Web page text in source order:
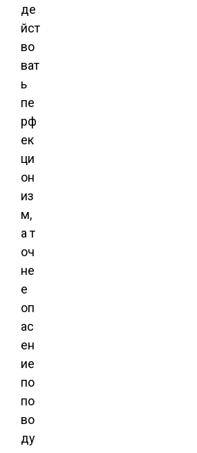
де
йст
во
ват
ь
пе
рф
ек
ци
он
из
м,
а т
оч
не
е
оп
ас
ен
ие
по
по
во
ду